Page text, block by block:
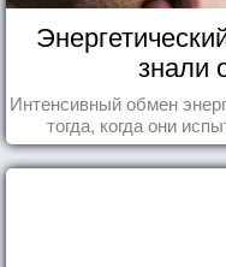
знали
Интенсивный обмен
тогда, когда они